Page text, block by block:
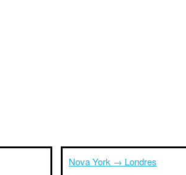
Nova York → Londres